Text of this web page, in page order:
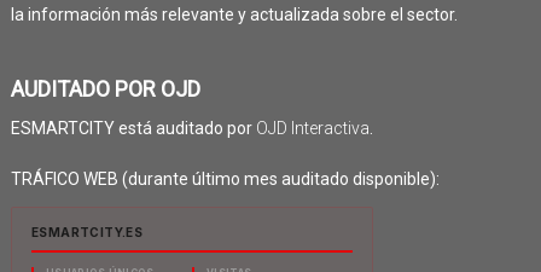
la información más relevante y actualizada sobre el sector.
AUDITADO POR OJD
ESMARTCITY está auditado por OJD Interactiva
TRÁFICO WEB (durante último mes auditado disponible):